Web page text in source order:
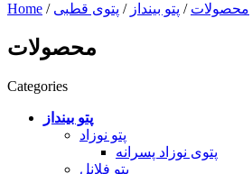
Home / محصولات / پتو بینداز / پتوی قطبی
محصولات
Categories
پتو بینداز
پتو نوزاد
پتوی نوزاد پسرانه
پتو فلانل